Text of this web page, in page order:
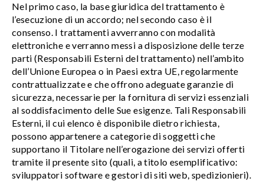
Nel primo caso, la base giuridica del trattamento è
l’esecuzione di un accordo; nel secondo caso è il
consenso. I trattamenti avverranno con modalità
elettroniche e verranno messi a disposizione delle terze
parti (Responsabili Esterni del trattamento) nell’ambito
dell’Unione Europea o in Paesi extra UE, regolarmente
contrattualizzate e che offrono adeguate garanzie di
sicurezza, necessarie per la fornitura di servizi essenziali
al soddisfacimento delle Sue esigenze. Tali Responsabili
Esterni, il cui elenco è disponibile dietro richiesta,
possono appartenere a categorie di soggetti che
supportano il Titolare nell’erogazione dei servizi offerti
tramite il presente sito (quali, a titolo esemplificativo:
sviluppatori software e gestori di siti web, spedizionieri).